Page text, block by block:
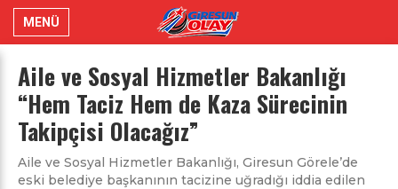
MENÜ
Aile ve Sosyal Hizmetler Bakanlığı
“Hem Taciz Hem de Kaza Sürecinin
Takipçisi Olacağız”
Aile ve Sosyal Hizmetler Bakanlığı, Giresun Görele’de
eski belediye başkanının tacizine uğradığı iddia edilen